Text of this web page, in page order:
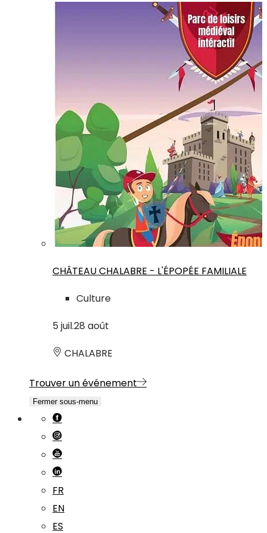
CHÂTEAU CHALABRE - L'ÉPOPÉE FAMILIALE
Culture
5 juil.28 août
CHALABRE
Trouver un événement
Fermer sous-menu
FR
EN
ES